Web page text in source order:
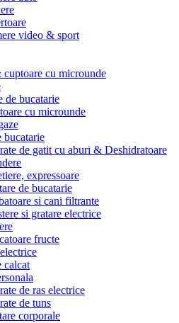
video & sport
cuptoare cu microunde
de bucatarie
cu microunde
bucatarie
de gatit cu aburi & Deshidratoare
expressoare
de bucatarie
si cani filtrante
si gratare electrice
fructe
calcat
de ras electrice
de tuns
corporale